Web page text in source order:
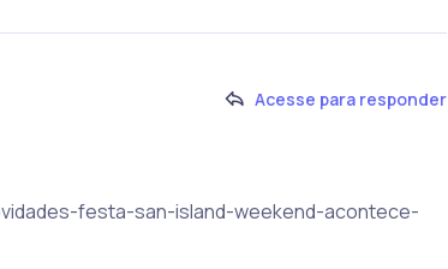
Acesse para responder
festa-san-island-weekend-acontece-